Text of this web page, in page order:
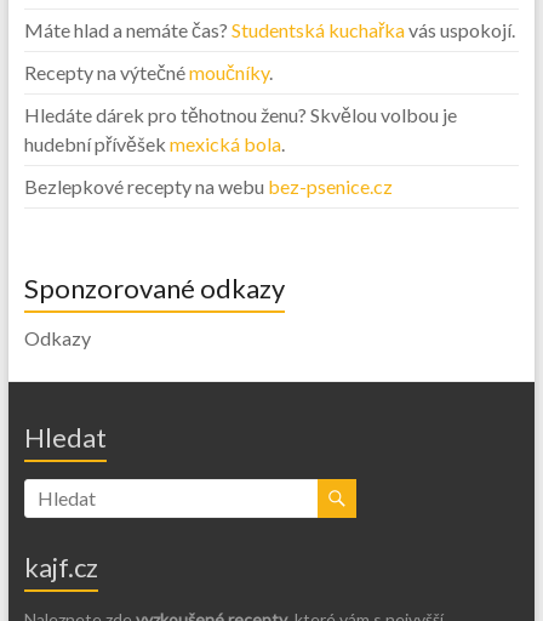
Máte hlad a nemáte čas? Studentská kuchařkavás uspokojí.
Recepty na výtečnémoučníky.
Hledáte dárek pro těhotnou ženu? Skvělou volbou je
hudební přívěšek mexická bola.
Bezlepkové recepty na webu bez-psenice.cz
Sponzorované odkazy
Odkazy
Hledat
kajf.cz